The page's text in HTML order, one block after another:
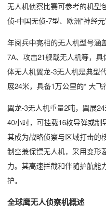
无人机侦察比赛可参考的机型
侦-中国无侦-7型、欧洲“神经元
年阅兵中亮相的无人机型号涵
7A、攻击21舰载无人机等，
体无人机翼龙-3无人机是典型
展24米，具备1万公里的* 大飞
翼龙-3无人机重量2吨，翼展
40小时，可挂载16枚导弹或
其成为战略侦察与区域打击的
制空兼保镖无人机，采用变形
力。其高速拦截和伴随护航能
护。
全球鹰无人侦察机概述